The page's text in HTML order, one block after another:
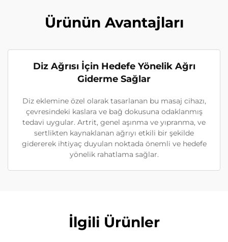
Ürünün Avantajları
Diz Ağrısı İçin Hedefe Yönelik Ağrı
Giderme Sağlar
Diz eklemine özel olarak tasarlanan bu masaj cihazı,
çevresindeki kaslara ve bağ dokusuna odaklanmış
tedavi uygular. Artrit, genel aşınma ve yıpranma, ve
sertlikten kaynaklanan ağrıyı etkili bir şekilde
gidererek ihtiyaç duyulan noktada önemli ve hedefe
yönelik rahatlama sağlar.
İlgili Ürünler